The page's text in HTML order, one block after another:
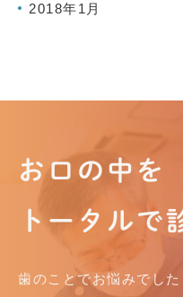
2018年1月
お口の中を
トータルで
歯のことでお悩みでした